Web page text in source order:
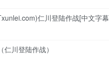
仁川登陆作战[中文字
川登陆作战）